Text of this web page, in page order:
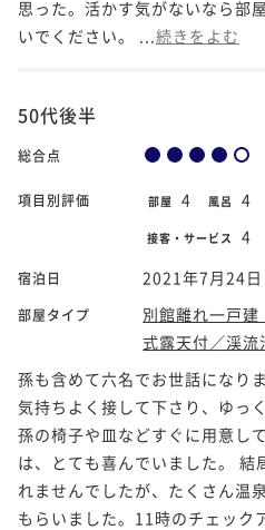
思った。活かす気がないなら部
いでください。 ... 続きをよむ
50代後半
総合点
項目別評価 部屋 4 風呂 4
接客・サービス 4
宿泊日 2021年7月24日
部屋タイプ
別館離れ一戸
式露天付／渓流
孫も含めて六名でお世話になり
気持ちよく接して下さり、ゆっ
孫の椅子や皿などすぐに用意し
は、とても喜んでいました。 結
れませんでしたが、たくさん温
もらいました。11時のチェック